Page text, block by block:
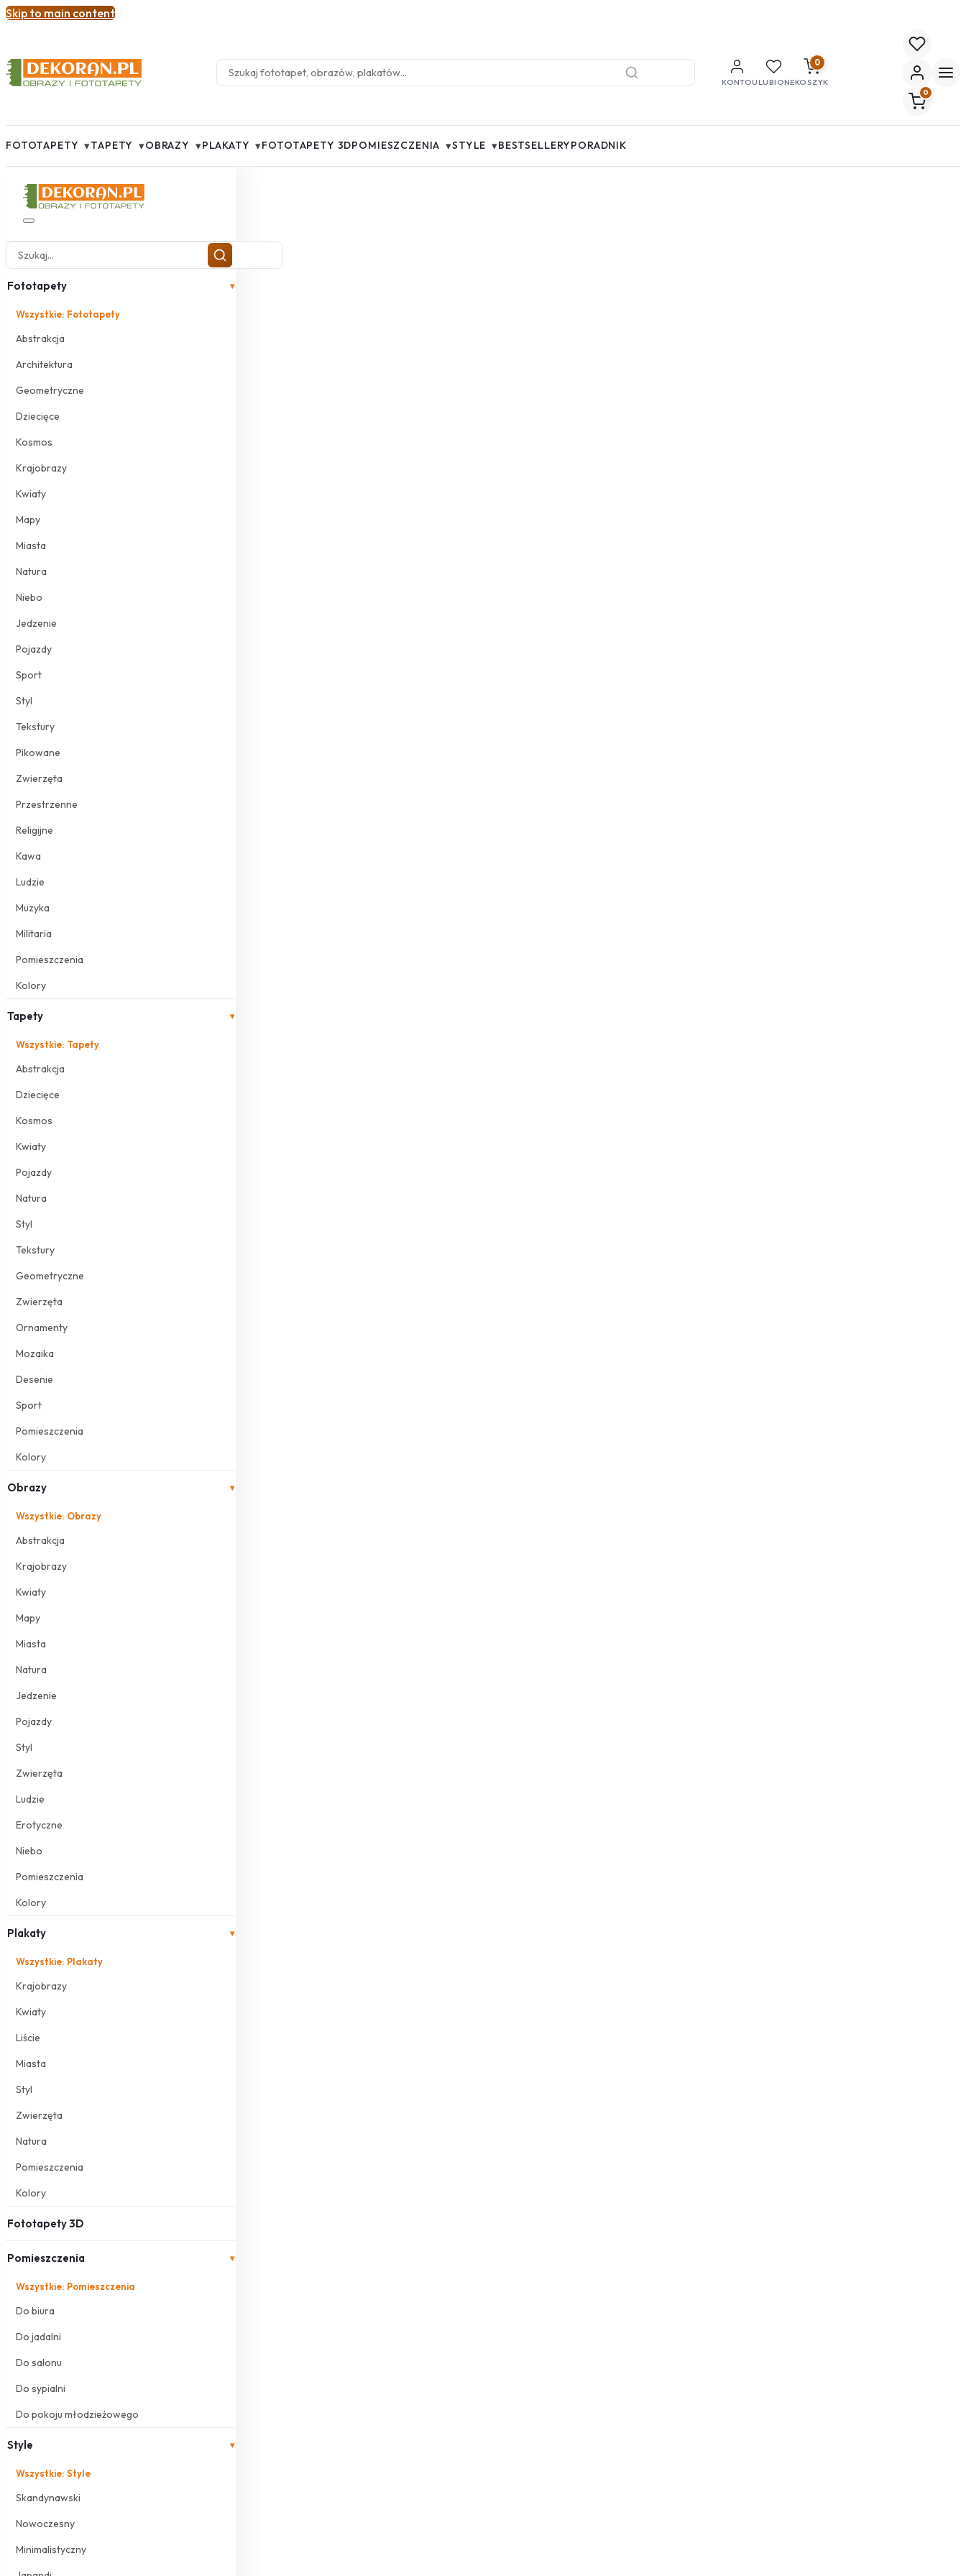
Skip to main content
KONTOULUBIONE
0
KOSZYK
0
FOTOTAPETY ▾TAPETY ▾OBRAZY ▾PLAKATY ▾FOTOTAPETY 3DPOMIESZCZENIA ▾STYLE ▾BESTSELLERYPORADNIK
Fototapety ▾
Wszystkie: Fototapety
Abstrakcja
Architektura
Geometryczne
Dziecięce
Kosmos
Krajobrazy
Kwiaty
Mapy
Miasta
Natura
Niebo
Jedzenie
Pojazdy
Sport
Styl
Tekstury
Pikowane
Zwierzęta
Przestrzenne
Religijne
Kawa
Ludzie
Muzyka
Militaria
Pomieszczenia
Kolory
Tapety ▾
Wszystkie: Tapety
Abstrakcja
Dziecięce
Kosmos
Kwiaty
Pojazdy
Natura
Styl
Tekstury
Geometryczne
Zwierzęta
Ornamenty
Mozaika
Desenie
Sport
Pomieszczenia
Kolory
Obrazy ▾
Wszystkie: Obrazy
Abstrakcja
Krajobrazy
Kwiaty
Mapy
Miasta
Natura
Jedzenie
Pojazdy
Styl
Zwierzęta
Ludzie
Erotyczne
Niebo
Pomieszczenia
Kolory
Plakaty ▾
Wszystkie: Plakaty
Krajobrazy
Kwiaty
Liście
Miasta
Styl
Zwierzęta
Natura
Pomieszczenia
Kolory
Fototapety 3D
Pomieszczenia ▾
Wszystkie: Pomieszczenia
Do biura
Do jadalni
Do salonu
Do sypialni
Do pokoju młodzieżowego
Style ▾
Wszystkie: Style
Skandynawski
Nowoczesny
Minimalistyczny